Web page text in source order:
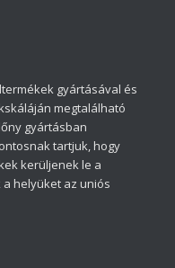
gyártásával és
megtalálható
gyártásban
tartjuk, hogy
kerüljenek le a
helyüket az uniós